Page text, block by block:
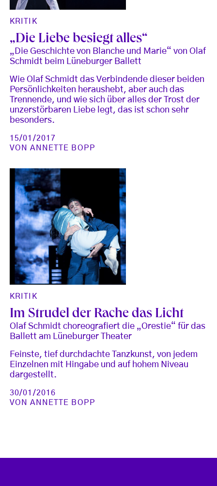
KRITIK
„Die Liebe besiegt alles“
„Die Geschichte von Blanche und Marie“ von Olaf
Schmidt beim Lüneburger Ballett
Wie Olaf Schmidt das Verbindende dieser beiden
Persönlichkeiten heraushebt, aber auch das
Trennende, und wie sich über alles der Trost der
unzerstörbaren Liebe legt, das ist schon sehr
besonders.
15/01/2017
VONANNETTE BOPP
KRITIK
Im Strudel der Rache das Licht
Olaf Schmidt choreografiert die „Orestie“ für das
Ballett am Lüneburger Theater
Feinste, tief durchdachte Tanzkunst, von jedem
Einzelnen mit Hingabe und auf hohem Niveau
dargestellt.
30/01/2016
VONANNETTE BOPP